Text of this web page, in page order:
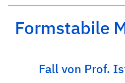
Formstabile
Fall von Prof.